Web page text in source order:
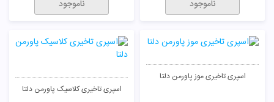
ناموجود ناموجود
اسپری تاخیری موز پاورمن دلتا
اسپری تاخیری کلاسیک پاورمن دلتا